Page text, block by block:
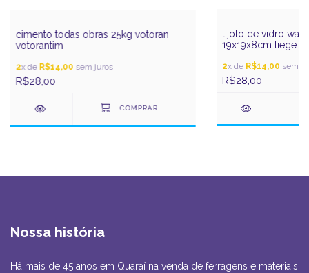
cimento todas obras 25kg votoran
votorantim
2x de R$14,00 sem juros
R$28,00
tijolo de vidro
19x19x8cm liege
2x de R$14,00 sem
R$28,00
Nossa história
Há mais de 45 anos em Quaraí na venda de ferragens e materiais